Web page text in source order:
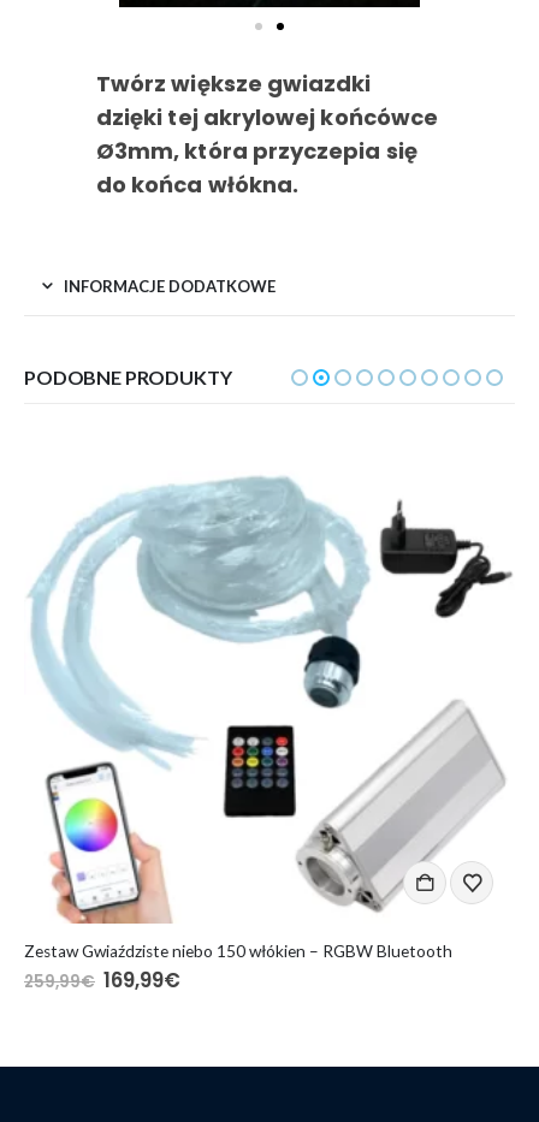
Twórz większe gwiazdki
dzięki tej akrylowej końcówce
Ø3mm, która przyczepia się
do końca włókna.
INFORMACJE DODATKOWE
PODOBNE PRODUKTY
Zestaw Gwiaździste niebo 150 włókien – RGBW Bluetooth
259,99€ 169,99€
DODAJ DO KOSZYKA